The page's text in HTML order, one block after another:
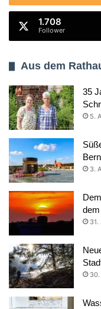
1.708
Follower
Aus dem
35
5.
3.